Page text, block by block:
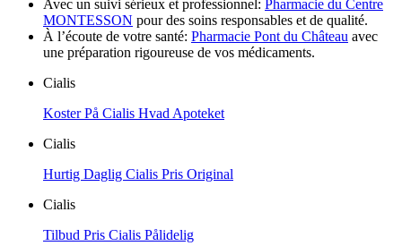
Avec un suivi sérieux et professionnel: Pharmacie du Centre
MONTESSON pour des soins responsables et de qualité.
À l’écoute de votre santé: Pharmacie Pont du Château avec
une préparation rigoureuse de vos médicaments.
Cialis
Koster På Cialis Hvad Apoteket
Cialis
Hurtig Daglig Cialis Pris Original
Cialis
Tilbud Pris Cialis Pålidelig